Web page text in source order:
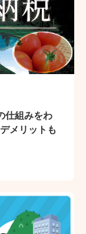
仕組みをわ
メリットも